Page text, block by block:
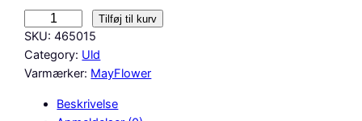
a
y
f
Tilføj til kurv
SKU: 465015
Category: Uld
Varmærker: MayFlower
Beskrivelse